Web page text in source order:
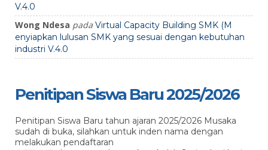
V.4.0
Wong Ndesa pada Virtual Capacity Building SMK (M
enyiapkan lulusan SMK yang sesuai dengan kebutuhan
industri V.4.0
Penitipan Siswa Baru 2025/2026
Penitipan Siswa Baru tahun ajaran 2025/2026 Musaka
sudah di buka, silahkan untuk inden nama dengan
melakukan pendaftaran